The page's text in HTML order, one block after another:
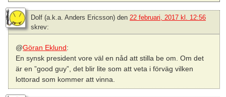
Dolf (a.k.a. Anders Ericsson) den 22 februari, 2017 kl. 12:56
skrev:
@Göran Eklund:
En synsk president vore väl en nåd att stilla be om. Om det
är en ”good guy”, det blir lite som att veta i förväg vilken
lottorad som kommer att vinna.